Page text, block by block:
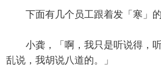
下面有几个员工跟着发「寒」的
小龚，「啊，我只是听说得，听
乱说，我胡说八道的。」